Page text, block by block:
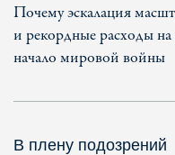
Почему эскалация
и рекордные расходы
начало мировой войны
В плену подозрений